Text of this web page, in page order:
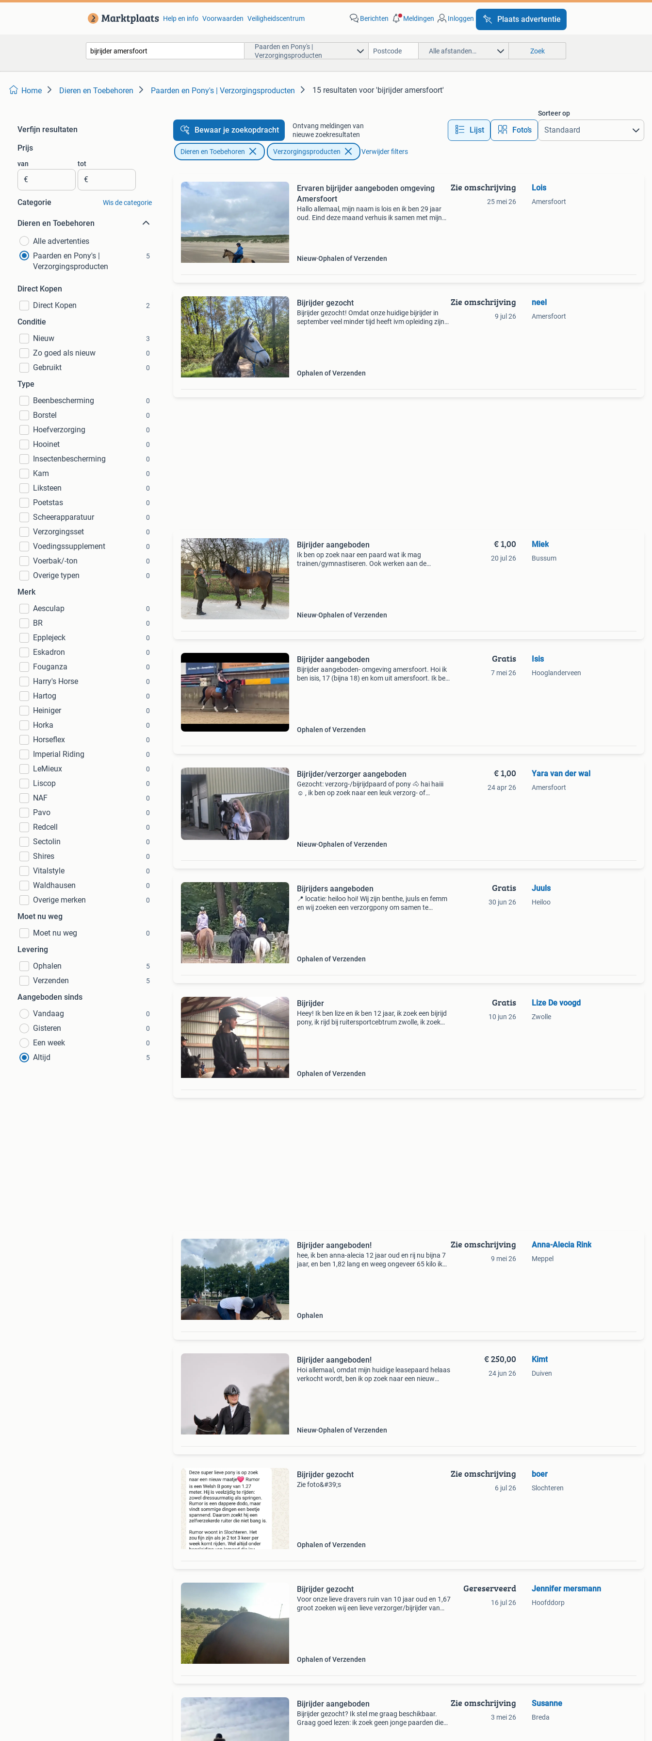
Help en info Voorwaarden Veiligheidscentrum Berichten Meldingen Inloggen Plaats advertentie
Paarden en Pony's |
Verzorgingsproducten
Alle afstanden… Zoek
Home Dieren en Toebehoren Paarden en Pony's | Verzorgingsproducten 15 resultaten voor 'bijrijder amersfoort'
Verfijn resultaten
Prijs
van
€
tot
€
Categorie Wis de categorie
Dieren en Toebehoren
Alle advertenties
Paarden en Pony's |
Verzorgingsproducten
5
Direct Kopen
Direct Kopen
2
Conditie
Nieuw
3
Zo goed als nieuw 0
Gebruikt 0
Type
Beenbescherming
0
Borstel 0
Hoefverzorging 0
Hooinet 0
Insectenbescherming 0
Kam 0
Liksteen 0
Poetstas 0
Scheerapparatuur 0
Verzorgingsset 0
Voedingssupplement 0
Voerbak/-ton 0
Overige typen 0
Merk
Aesculap
0
BR 0
Epplejeck 0
Eskadron 0
Fouganza 0
Harry's Horse 0
Hartog 0
Heiniger 0
Horka 0
Horseflex 0
Imperial Riding 0
LeMieux 0
Liscop 0
NAF 0
Pavo 0
Redcell 0
Sectolin 0
Shires 0
Vitalstyle 0
Waldhausen 0
Overige merken 0
Moet nu weg
Moet nu weg
0
Levering
Ophalen
5
Verzenden 5
Aangeboden sinds
Vandaag
0
Gisteren 0
Een week 0
Altijd 5
Bewaar je zoekopdracht
Ontvang meldingen van
nieuwe zoekresultaten
Lijst Foto’s
Sorteer op
Dieren en Toebehoren Verzorgingsproducten Verwijder filters
Ervaren bijrijder aangeboden omgeving
Amersfoort
Hallo allemaal, mijn naam is lois en ik ben 29 jaar
oud. Eind deze maand verhuis ik samen met mijn
Nieuw Ophalen of Verzenden
Zie omschrijving
25 mei 26
Lois
Amersfoort
Bijrijder gezocht
Bijrijder gezocht! Omdat onze huidige bijrijder in
september veel minder tijd heeft ivm opleiding zijn
Ophalen of Verzenden
Zie omschrijving
9 jul 26
neel
Amersfoort
Bijrijder aangeboden
Ik ben op zoek naar een paard wat ik mag
trainen/gymnastiseren. Ook werken aan de
Nieuw Ophalen of Verzenden
€ 1,00
20 jul 26
Miek
Bussum
Bijrijder aangeboden
Bijrijder aangeboden- omgeving amersfoort. Hoi ik
ben isis, 17 (bijna 18) en kom uit amersfoort. Ik ben
Ophalen of Verzenden
Gratis
7 mei 26
Isis
Hooglanderveen
Bijrijder/verzorger aangeboden
Gezocht: verzorg-/bijrijdpaard of pony 🐴 hai haiii
☺️ , ik ben op zoek naar een leuk verzorg- of
Nieuw Ophalen of Verzenden
€ 1,00
24 apr 26
Yara van der wal
Amersfoort
Bijrijders aangeboden
📍 locatie: heiloo hoi! Wij zijn benthe, juuls en femm
en wij zoeken een verzorgpony om samen te
Ophalen of Verzenden
Gratis
30 jun 26
Juuls
Heiloo
Bijrijder
Heey! Ik ben lize en ik ben 12 jaar, ik zoek een bijrijd
pony, ik rijd bij ruitersportcebtrum zwolle, ik zoek
Ophalen of Verzenden
Gratis
10 jun 26
Lize De voogd
Zwolle
Bijrijder aangeboden!
​hee, ik ben anna-alecia 12 jaar oud en rij nu bijna 7
jaar, en ben 1,82 lang en weeg ongeveer 65 kilo ik
Ophalen
Zie omschrijving
9 mei 26
Anna-Alecia Rink
Meppel
Bijrijder aangeboden!
Hoi allemaal, omdat mijn huidige leasepaard helaas
verkocht wordt, ben ik op zoek naar een nieuw
Nieuw Ophalen of Verzenden
€ 250,00
24 jun 26
Kimt
Duiven
Bijrijder gezocht
Zie foto&#39;s
Ophalen of Verzenden
Zie omschrijving
6 jul 26
boer
Slochteren
Bijrijder gezocht
Voor onze lieve dravers ruin van 10 jaar oud en 1,67
groot zoeken wij een lieve verzorger/bijrijder van
Ophalen of Verzenden
Gereserveerd
16 jul 26
Jennifer mersmann
Hoofddorp
Bijrijder aangeboden
Bijrijder gezocht? Ik stel me graag beschikbaar.
Graag goed lezen: ik zoek geen jonge paarden die
Zie omschrijving
3 mei 26
Susanne
Breda